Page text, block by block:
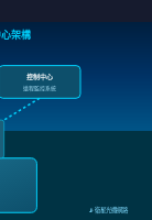
架構
控制中心
遠程監控系統
📡 衛星光纖網路